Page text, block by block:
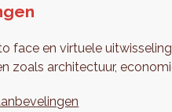
face en virtuele
zoals architectuur,